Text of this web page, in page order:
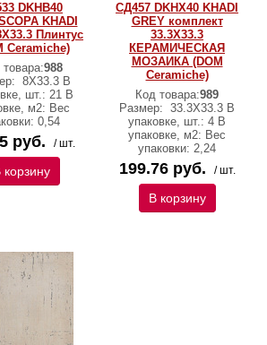
DKHB40
KHADI
Плинтус
Ceramiche)
товара:988
8X33.3 В
шт.: 21 В
м2: Вес
0,54
руб. / шт.
корзину
СД457 DKHX40 KHADI
GREY комплект
33.3X33.3
КЕРАМИЧЕСКАЯ
МОЗАИКА (DOM
Ceramiche)
Код товара:989
Размер: 33.3X33.3 В
упаковке, шт.: 4 В
упаковке, м2: Вес
упаковки: 2,24
199.76 руб. / шт.
В корзину